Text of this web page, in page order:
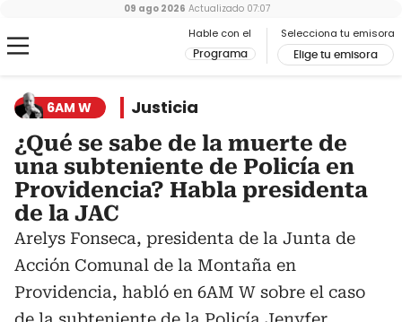
Hable con el
Programa
Selecciona tu emisora
Elige tu emisora
09 ago 2026 Actualizado 07:07
6AM W Justicia
¿Qué se sabe de la muerte de
una subteniente de Policía en
Providencia? Habla presidenta
de la JAC
Arelys Fonseca, presidenta de la Junta de
Acción Comunal de la Montaña en
Providencia, habló en 6AM W sobre el caso